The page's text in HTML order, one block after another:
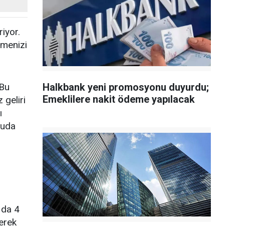
geliri
4
Halkbank yeni promosyonu duyurdu;
Emeklilere nakit ödeme yapılacak